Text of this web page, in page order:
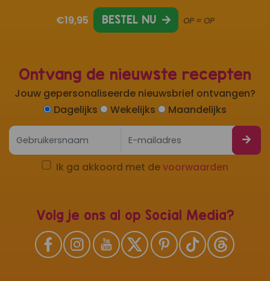
Ontvang de nieuwste recepten
Jouw gepersonaliseerde nieuwsbrief ontvangen?
Dagelijks
Wekelijks Maandelijks
Ik ga akkoord met devoorwaarden
Volg je ons al op Social Media?
€19,95 BESTEL NU OP = OP